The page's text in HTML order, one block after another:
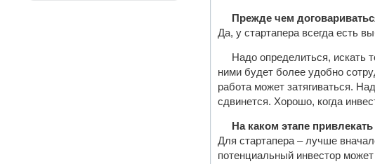
Прежде чем
Да, у стартапера всегда есть
Надо определиться, искать
ними будет более удобно
работа может затягиваться.
сдвинется. Хорошо, когда
На каком этапе
Для стартапера – лучше
потенциальный инвестор